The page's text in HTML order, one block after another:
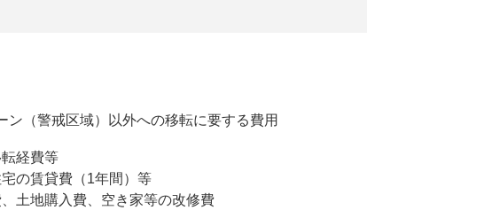
（警戒区域）以外への移転に要する費用
経費等
の賃貸費（1年間）等
土地購入費、空き家等の改修費